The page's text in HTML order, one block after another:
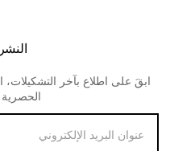
طرق الدفع
خدمة العملاء
ابقَ على اطلاع بآخر التشكيلات،